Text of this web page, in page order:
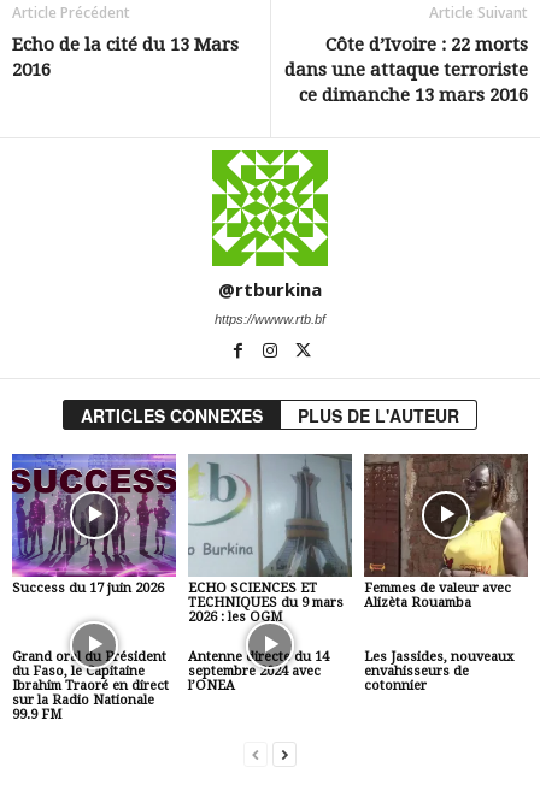
Article Précédent
Echo de la cité du 13 Mars
2016
Article Suivant
Côte d’Ivoire : 22 morts
dans une attaque terroriste
ce dimanche 13 mars 2016
@rtburkina
https://wwww.rtb.bf
ARTICLES CONNEXES PLUS DE L'AUTEUR
Success du 17 juin 2026
ECHO SCIENCES ET
TECHNIQUES du 9 mars
2026 : les OGM
Femmes de valeur avec
Alizèta Rouamba
Grand oral du Président
du Faso, le Capitaine
Ibrahim Traoré en direct
sur la Radio Nationale
99.9 FM
Antenne directe du 14
septembre 2024 avec
l’ONEA
Les Jassides, nouveaux
envahisseurs de
cotonnier